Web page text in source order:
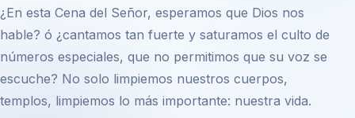
¿En esta Cena del Señor, esperamos que Dios nos
hable? ó ¿cantamos tan fuerte y saturamos el culto de
números especiales, que no permitimos que su voz se
escuche? No solo limpiemos nuestros cuerpos,
templos, limpiemos lo más importante: nuestra vida.